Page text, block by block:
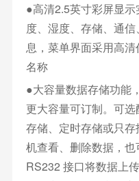
●高清2.5英寸彩屏显
度、湿度、存储、通
息，菜单界面采用高
名称
●大容量数据存储功能
更大容量可订制。可
存储、定时存储或只
机查看、删除数据，也
RS232 接口将数据上